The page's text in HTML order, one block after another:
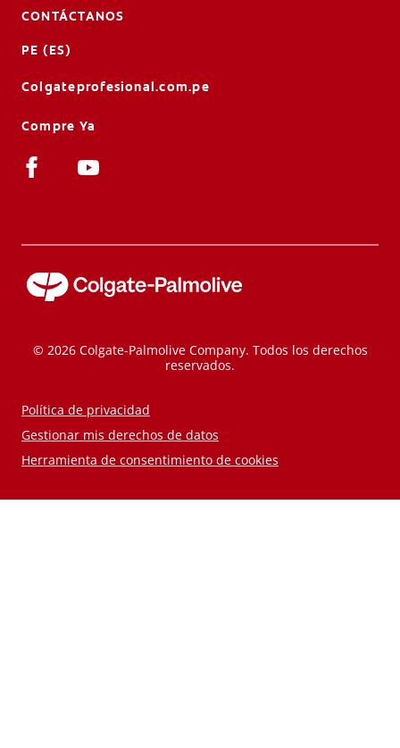
CONTÁCTANOS
PE (ES)
Colgateprofesional.com.pe
Compre Ya
© 2026 Colgate-Palmolive Company. Todos los derechos
reservados.
Política de privacidad
Gestionar mis derechos de datos
Herramienta de consentimiento de cookies